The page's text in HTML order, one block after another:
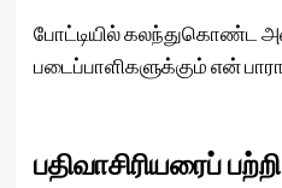
போட்டியில் கலந்துகொண்ட
படைப்பாளிகளுக்கும் என்
பதிவாசிரியரைப் பற்றி